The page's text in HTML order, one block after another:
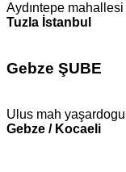
Aydıntepe
Tuzla İstanbul
Gebze ŞUBE
Ulus mah
Gebze / Kocaeli